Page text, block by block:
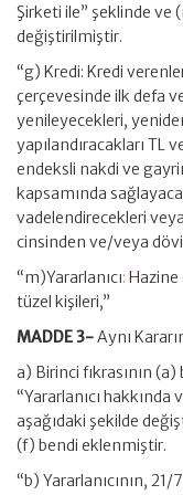
Şirketi ile” şeklinde ve
değiştirilmiştir.
“g) Kredi: Kredi
çerçevesinde ilk defa
yenileyecekleri,
yapılandıracakları
endeksli nakdi ve
kapsamında
vadelendirecekleri
cinsinden ve/veya
“m)Yararlanıcı:
tüzel kişileri,”
MADDE 3-Aynı
a) Birinci fıkrasının
“Yararlanıcı
aşağıdaki şekilde
(f) bendi eklenmiştir.
“b) Yararlanıcının,